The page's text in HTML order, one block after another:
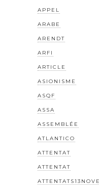
APPEL
ARABE
ARENDT
ARFI
ARTICLE
ASIONISME
ASQF
ASSA
ASSEMBLÉE
ATLANTICO
ATTENTAT
ATTENTAT